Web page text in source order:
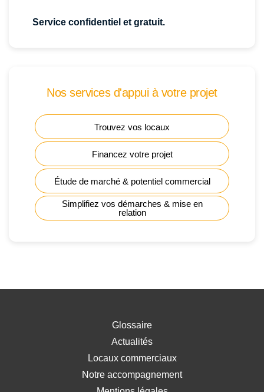
Service confidentiel et gratuit.
Nos services d'appui à votre projet
Trouvez vos locaux
Financez votre projet
Étude de marché & potentiel commercial
Simplifiez vos démarches & mise en
relation
Glossaire
Actualités
Locaux commerciaux
Notre accompagnement